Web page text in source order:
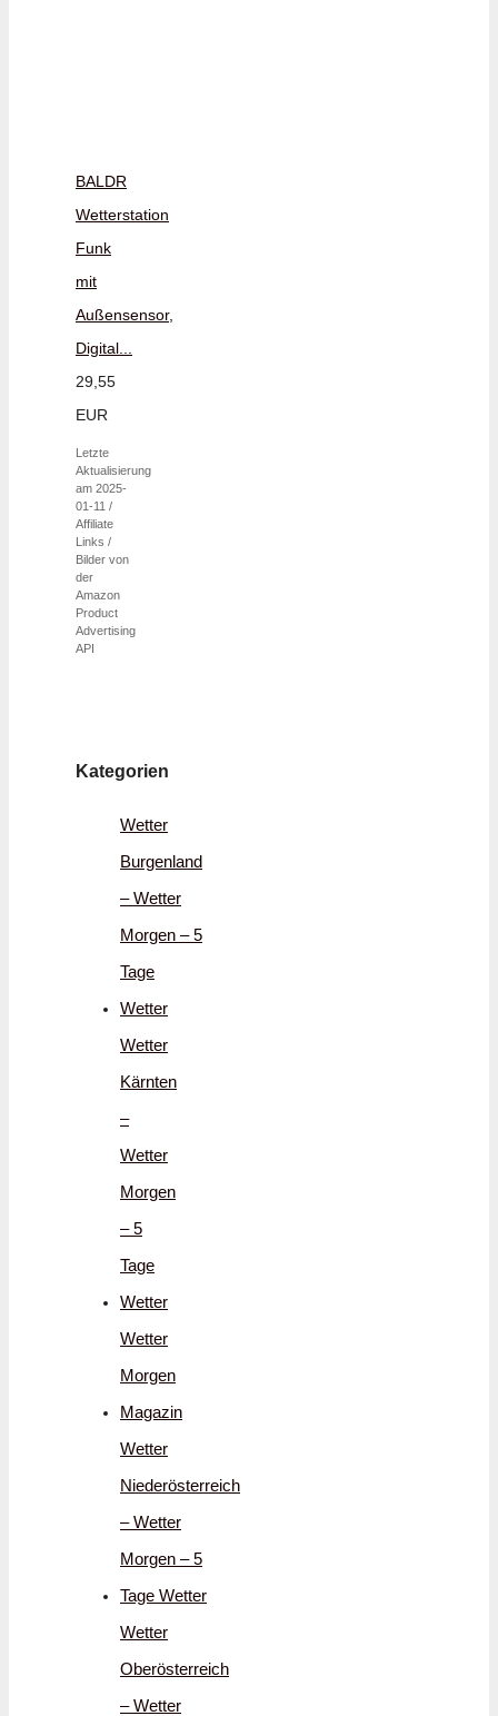
BALDR
Wetterstation
Funk
mit
Außensensor,
Digital...
29,55
EUR
Letzte
Aktualisierung
am 2025-
01-11 /
Affiliate
Links /
Bilder von
der
Amazon
Product
Advertising
API
Kategorien
Wetter
Burgenland
– Wetter
Morgen – 5
Tage
Wetter
Wetter
Kärnten
–
Wetter
Morgen
– 5
Tage
Wetter
Wetter
Morgen
Magazin
Wetter
Niederösterreich
– Wetter
Morgen – 5
Tage Wetter
Wetter
Oberösterreich
– Wetter